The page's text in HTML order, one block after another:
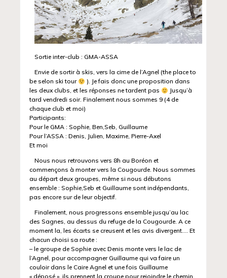
Sortie inter-club : GMA-ASSA
Envie de sortir à skis, vers la cime de l’Agnel (the place to
be selon ski tour
). Je fais donc une proposition dans
les deux clubs, et les réponses ne tardent pas
Jusqu’à
tard vendredi soir. Finalement nous sommes 9 (4 de
chaque club et moi)
Participants:
Pour le GMA : Sophie, Ben,Seb, Guillaume
Pour l’ASSA : Denis, Julien, Maxime, Pierre-Axel
Et moi
Nous nous retrouvons vers 8h au Boréon et
commençons à monter vers la Cougourde. Nous sommes
au départ deux groupes, même si nous débutons
ensemble : Sophie,Seb et Guillaume sont indépendants,
pas encore sur de leur objectif.
Finalement, nous progressons ensemble jusqu’au lac
des Sagnes, au dessus du refuge de la Cougourde. A ce
moment la, les écarts se creusent et les avis divergent…. Et
chacun choisi sa route :
– le groupe de Sophie avec Denis monte vers le lac de
l’Agnel, pour accompagner Guillaume qui va faire un
couloir dans le Caire Agnel et une fois Guillaume